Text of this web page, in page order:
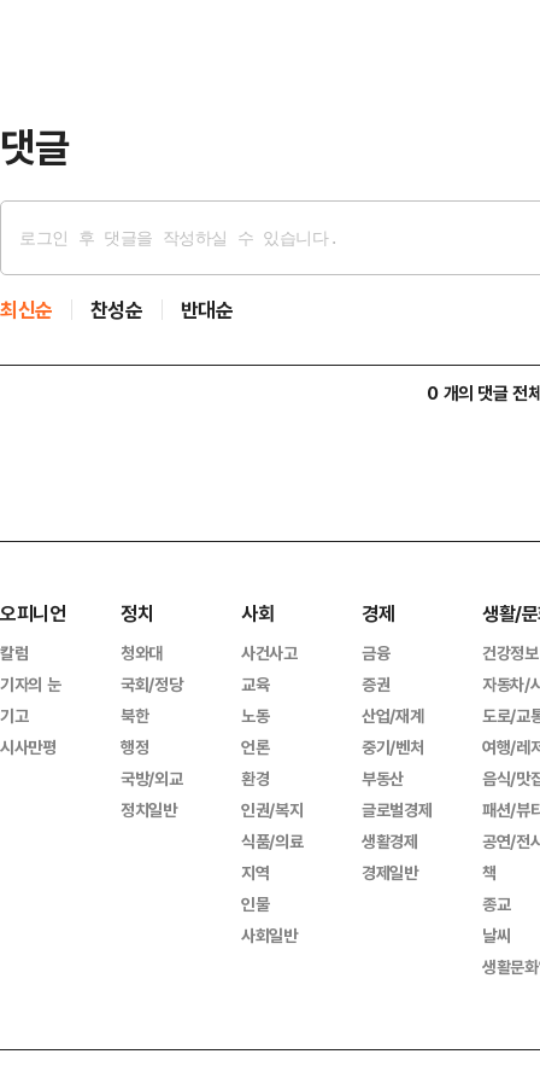
댓글
최신순 찬성순 반대순
0 개의 댓글 전
오피니언
칼럼
기자의 눈
기고
시사만평
정치
청와대
국회/정당
북한
행정
국방/외교
정치일반
사회
사건사고
교육
노동
언론
환경
인권/복지
식품/의료
지역
인물
사회일반
경제
금융
증권
산업/재계
중기/벤처
부동산
글로벌경제
생활경제
경제일반
생활/
건강정보
자동차/
도로/교
여행/레
음식/맛
패션/뷰
공연/전
책
종교
날씨
생활문